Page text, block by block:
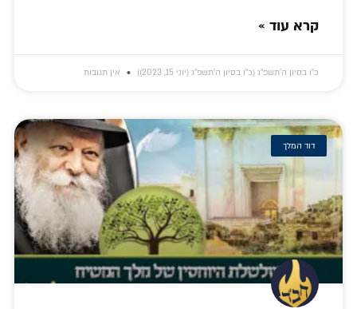
קרא עוד »
כ״ו בסיון ה׳תשפ״ג (כ״ו בסיון ה׳תשפ״ג (יוני 15, 2023)) אין תגובות
דוד המלך